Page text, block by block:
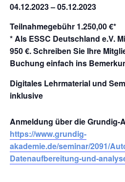
04.12.2023 – 05.12.2023
Teilnahmegebühr 1.250,00 €*
* Als ESSC Deutschland e.V.
950 €. Schreiben Sie Ihre
Buchung einfach ins
Digitales Lehrmaterial und
inklusive
Anmeldung über die Grundig-
https://www.grundig-
akademie.de/seminar/2091/
Datenaufbereitung-und-